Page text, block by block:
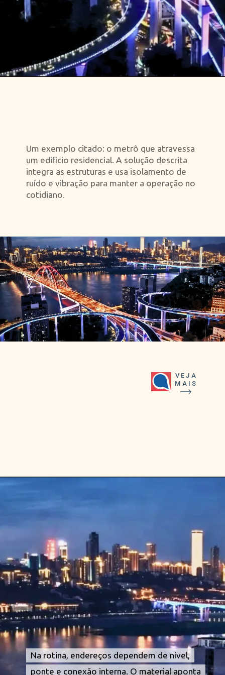
Um exemplo citado: o metrô que atravessa
um edifício residencial. A solução descrita
integra as estruturas e usa isolamento de
ruído e vibração para manter a operação no
cotidiano.
VEJA
MAIS
Na rotina, endereços dependem de nível,
ponte e conexão interna. O material aponta
Na rotina, endereços dependem de nível,
ponte e conexão interna. O material aponta